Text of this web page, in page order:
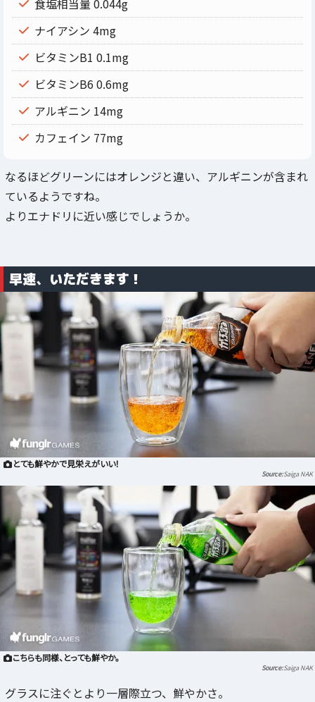
ナイアシン 4mg
ビタミンB1 0.1mg
ビタミンB6 0.6mg
アルギニン 14mg
カフェイン 77mg
なるほどグリーンにはオレンジと違い、アルギニンが含まれ
ているようですね。
よりエナドリに近い感じでしょうか。
早速、いただきます！
とても鮮やかで見栄えがいい！
Saiga NAK
こちらも同様、とっても鮮やか。
Saiga NAK
グラスに注ぐとより一層際立つ、鮮やかさ。